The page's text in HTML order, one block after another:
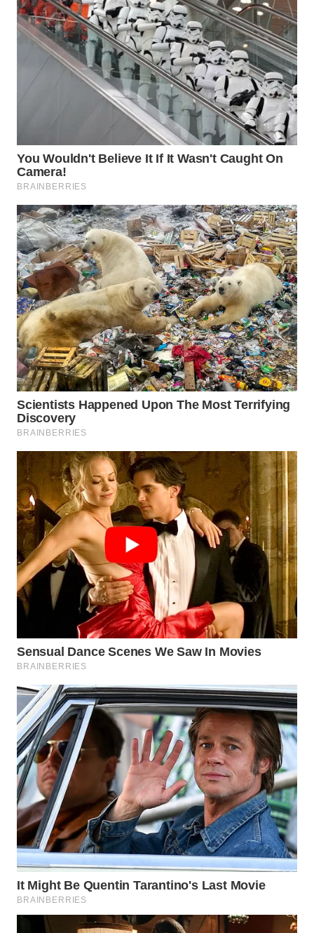
BOGOR
WN
DEPOK
WN
SAMOSIR
WN
PADANG
LAWAS
WN
SUMEDANG
WN
CIANJUR
WN
KEPULAUAN
SERIBU
WN
TANGERANG
WN
BINJAI
WN
CIREBON
WN
INDRAMAYU
WN
WN
MAJALENGKA
WN
SUBANG
WN
SUKABUMI
WN
PURWAKARTA
WN